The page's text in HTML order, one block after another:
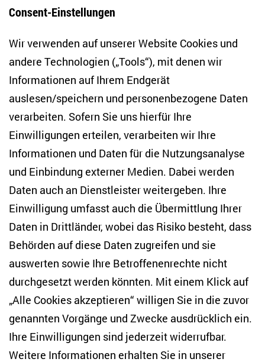
Zentrum für Osteuropa- und internationale
Studien
Anton-Wilhelm-Amo-Str. 60
10117 Berlin
Tel. +49 (30) 2005949-17
info(at)zois-berlin(dot)de
NEWSLETTER
E-Mail-Adresse eingeben*
Ich möchte regelmäßig über aktuelle Themen,
werden. Ich bin zudem damit einverstanden, dass meine
Interaktionen mit den Newslettern gemessen werden (z. B.
Öffnung der E-Mail, angeklickte Links), sodass das ZOiS den
Newsletter optimieren und weiterhin möglichst relevante
Consent-Einstellungen
Wir verwenden auf unserer Website Cookies und
andere Technologien („Tools“), mit denen wir
Informationen auf Ihrem Endgerät
auslesen/speichern und personenbezogene Daten
verarbeiten. Sofern Sie uns hierfür Ihre
Einwilligungen erteilen, verarbeiten wir Ihre
Informationen und Daten für die Nutzungsanalyse
und Einbindung externer Medien. Dabei werden
Daten auch an Dienstleister weitergeben. Ihre
Einwilligung umfasst auch die Übermittlung Ihrer
Daten in Drittländer, wobei das Risiko besteht, dass
Behörden auf diese Daten zugreifen und sie
auswerten sowie Ihre Betroffenenrechte nicht
durchgesetzt werden könnten. Mit einem Klick auf
„Alle Cookies akzeptieren“ willigen Sie in die zuvor
genannten Vorgänge und Zwecke ausdrücklich ein.
Ihre Einwilligungen sind jederzeit widerrufbar.
Weitere Informationen erhalten Sie in unserer